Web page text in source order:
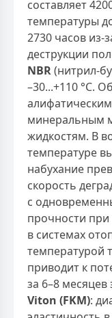
составляет
температуры
2730 часов из-
деструкции
NBR(нитрил-
–30...+110 °С.
минеральным
жидкостям. В
температуре
набухание
скорость
с
прочности
в системах
температурой
приводит к
за 6–8 месяцев
Viton (FKM):